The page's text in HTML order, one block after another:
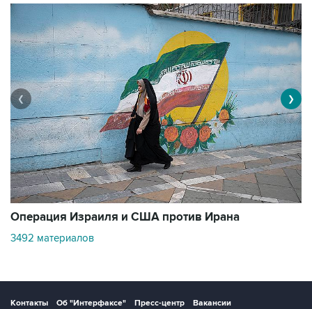
Операция Израиля и США против Ирана
3492 материалов
❮ ❯
Контакты Об "Интерфаксе" Пресс-центр
Вакансии